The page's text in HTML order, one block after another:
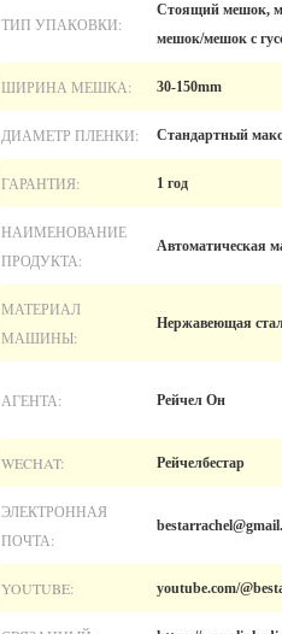
ТИП УПАКОВКИ:
Стоящий мешок,
мешок/мешок с
ШИРИНА МЕШКА: 30-150mm
ДИАМЕТР ПЛЕНКИ: Стандартный
ГАРАНТИЯ: 1 год
НАИМЕНОВАНИЕ
ПРОДУКТА:
Автоматическая
МАТЕРИАЛ
МАШИНЫ:
Нержавеющая
АГЕНТА: Рейчел Он
WECHAT: Рейчелбестар
ЭЛЕКТРОННАЯ
ПОЧТА:
YOUTUBE: youtube.com/